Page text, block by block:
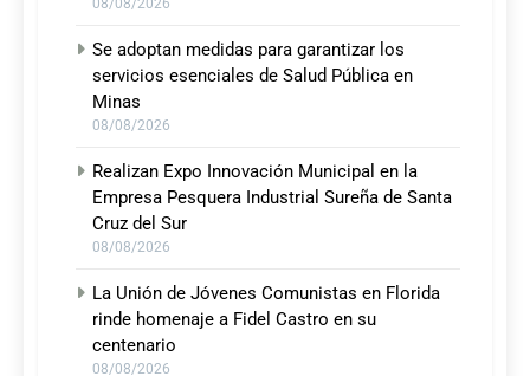
08/08/2026
Se adoptan medidas para garantizar los
servicios esenciales de Salud Pública en
Minas
08/08/2026
Realizan Expo Innovación Municipal en la
Empresa Pesquera Industrial Sureña de Santa
Cruz del Sur
08/08/2026
La Unión de Jóvenes Comunistas en Florida
rinde homenaje a Fidel Castro en su
centenario
08/08/2026